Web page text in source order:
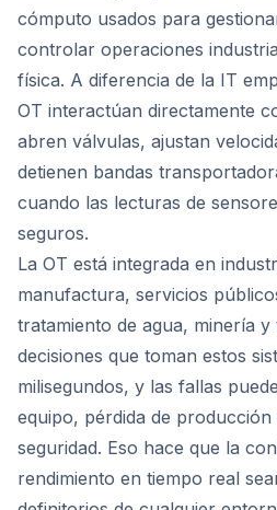
cómputo usados para
controlar operaciones
física. A diferencia de la IT
OT interactúan directamente
abren válvulas, ajustan
detienen bandas
cuando las lecturas de
seguros.
La OT está integrada en
manufactura, servicios
tratamiento de agua, minería
decisiones que toman estos
milisegundos, y las fallas
equipo, pérdida de producción
seguridad. Eso hace que la
rendimiento en tiempo real